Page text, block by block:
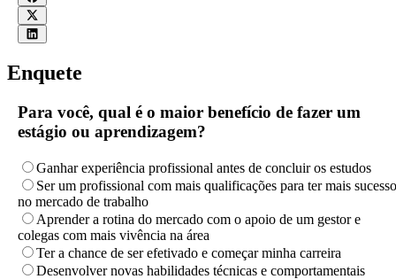
Enquete
Para você, qual é o maior benefício de fazer um
estágio ou aprendizagem?
Ganhar experiência profissional antes de concluir os estudos
Ser um profissional com mais qualificações para ter mais sucesso
no mercado de trabalho
Aprender a rotina do mercado com o apoio de um gestor e
colegas com mais vivência na área
Ter a chance de ser efetivado e começar minha carreira
Desenvolver novas habilidades técnicas e comportamentais